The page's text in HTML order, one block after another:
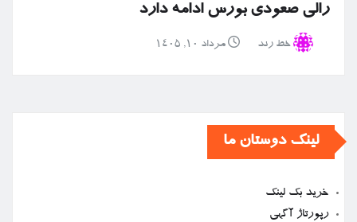
رالی صعودی بورس ادامه دارد
خط رند مرداد ۱۰, ۱۴۰۵
لینک دوستان ما
خرید بک لینک
رپورتاژ آگهی